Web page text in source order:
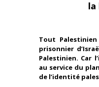
la
Tout
prisonnier
Palestinien. Car
au service du
de l’identité